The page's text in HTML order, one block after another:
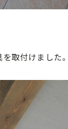
を取付けました